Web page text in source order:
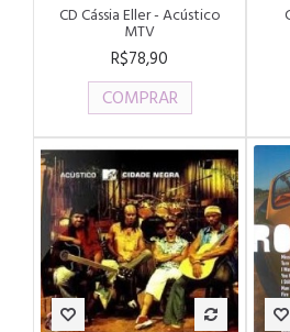
CD Cássia Eller - Acústico
MTV
R$78,90
COMPRAR